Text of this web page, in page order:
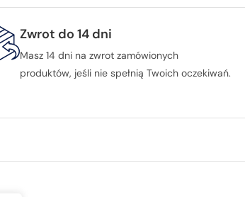
Zwrot do 14 dni
Masz 14 dni na zwrot zamówionych
produktów, jeśli nie spełnią Twoich oczekiwań.